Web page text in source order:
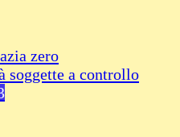
zero
soggette a controllo